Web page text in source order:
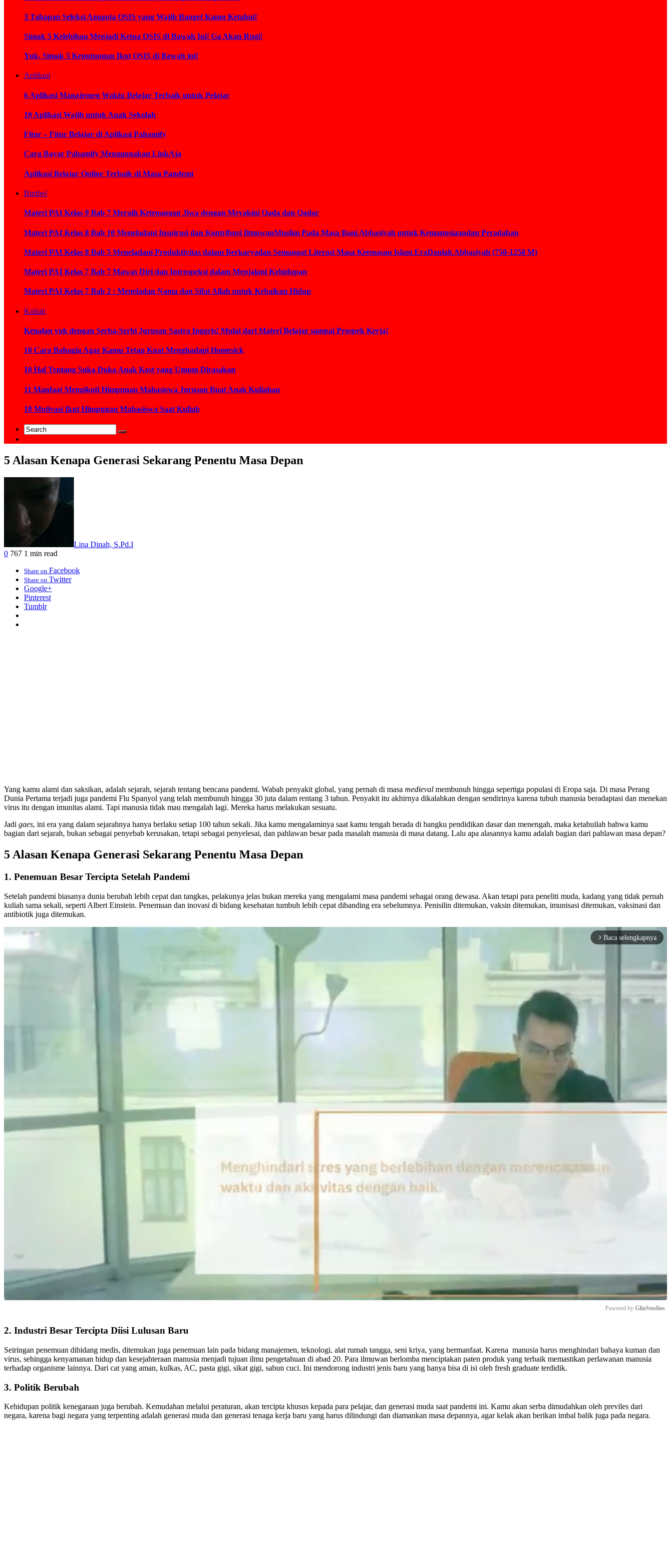
3 Tahapan Seleksi Anggota OSIS yang Wajib Banget Kamu Ketahui!
Simak 5 Kelebihan Menjadi Ketua OSIS di Bawah Ini! Ga Akan Rugi!
Yuk, Simak 5 Keuntungan Ikut OSIS di Bawah ini!
Aplikasi
6 Aplikasi Manajemen Waktu Belajar Terbaik untuk Pelajar
10 Aplikasi Wajib untuk Anak Sekolah
Fitur – Fitur Belajar di Aplikasi Pahamify
Cara Bayar Pahamify Menggunakan LinkAja
Aplikasi Belajar Online Terbaik di Masa Pandemi
Bimbel
Materi PAI Kelas 9 Bab 7 Meraih Ketenangan Jiwa dengan Meyakini Qada dan Qadar
Materi PAI Kelas 8 Bab 10 Meneladani Inspirasi dan Kontribusi IlmuwanMuslim Pada Masa Bani Abbasiyah untuk Kemanusiaandan Peradaban
Materi PAI Kelas 8 Bab 5 Meneladani Produktivitas dalam Berkaryadan Semangat Literasi Masa Keemasan Islam EraDaulah Abbasiyah (750-1258 M)
Materi PAI Kelas 7 Bab 7 Mawas Diri dan Introspeksi dalam Menjalani Kehidupan
Materi PAI Kelas 7 Bab 2 : Meneladan Nama dan Sifat Allah untuk Kebaikan Hidup
Kuliah
Kenalan yuk dengan Serba-Serbi Jurusan Sastra Inggris! Mulai dari Materi Belajar sampai Prospek Kerja!
10 Cara Bahagia Agar Kamu Tetap Kuat Menghadapi Homesick
10 Hal Tentang Suka Duka Anak Kost yang Umum Dirasakan
11 Manfaat Mengikuti Himpunan Mahasiswa Jurusan Buat Anak Kuliahan
10 Motivasi Ikut Himpunan Mahasiswa Saat Kuliah
5 Alasan Kenapa Generasi Sekarang Penentu Masa Depan
Lina Dinah, S.Pd.I
0 767 1 min read
Share on Facebook
Share on Twitter
Google+
Pinterest
Tumblr
Yang kamu alami dan saksikan, adalah sejarah, sejarah tentang bencana pandemi. Wabah penyakit global, yang pernah di masa medieval membunuh hingga sepertiga populasi di Eropa saja. Di masa Perang
Dunia Pertama terjadi juga pandemi Flu Spanyol yang telah membunuh hingga 30 juta dalam rentang 3 tahun. Penyakit itu akhirnya dikalahkan dengan sendirinya karena tubuh manusia beradaptasi dan menekan
virus itu dengan imunitas alami. Tapi manusia tidak mau mengalah lagi. Mereka harus melakukan sesuatu.
Jadi gaes, ini era yang dalam sejarahnya hanya berlaku setiap 100 tahun sekali. Jika kamu mengalaminya saat kamu tengah berada di bangku pendidikan dasar dan menengah, maka ketahuilah bahwa kamu
bagian dari sejarah, bukan sebagai penyebab kerusakan, tetapi sebagai penyelesai, dan pahlawan besar pada masalah manusia di masa datang. Lalu apa alasannya kamu adalah bagian dari pahlawan masa depan?
5 Alasan Kenapa Generasi Sekarang Penentu Masa Depan
1. Penemuan Besar Tercipta Setelah Pandemi
Setelah pandemi biasanya dunia berubah lebih cepat dan tangkas, pelakunya jelas bukan mereka yang mengalami masa pandemi sebagai orang dewasa. Akan tetapi para peneliti muda, kadang yang tidak pernah
kuliah sama sekali, seperti Albert Einstein. Penemuan dan inovasi di bidang kesehatan tumbuh lebih cepat dibanding era sebelumnya. Penisilin ditemukan, vaksin ditemukan, imunisasi ditemukan, vaksinasi dan
antibiotik juga ditemukan.
arrow_forward_ios Baca selengkapnya
Powered by GliaStudios
2. Industri Besar Tercipta Diisi Lulusan Baru
Seiringan penemuan dibidang medis, ditemukan juga penemuan lain pada bidang manajemen, teknologi, alat rumah tangga, seni kriya, yang bermanfaat. Karena manusia harus menghindari bahaya kuman dan
virus, sehingga kenyamanan hidup dan kesejahteraan manusia menjadi tujuan ilmu pengetahuan di abad 20. Para ilmuwan berlomba menciptakan paten produk yang terbaik memastikan perlawanan manusia
terhadap organisme lainnya. Dari cat yang aman, kulkas, AC, pasta gigi, sikat gigi, sabun cuci. Ini mendorong industri jenis baru yang hanya bisa di isi oleh fresh graduate terdidik.
3. Politik Berubah
Kehidupan politik kenegaraan juga berubah. Kemudahan melalui peraturan, akan tercipta khusus kepada para pelajar, dan generasi muda saat pandemi ini. Kamu akan serba dimudahkan oleh previles dari
negara, karena bagi negara yang terpenting adalah generasi muda dan generasi tenaga kerja baru yang harus dilindungi dan diamankan masa depannya, agar kelak akan berikan imbal balik juga pada negara.